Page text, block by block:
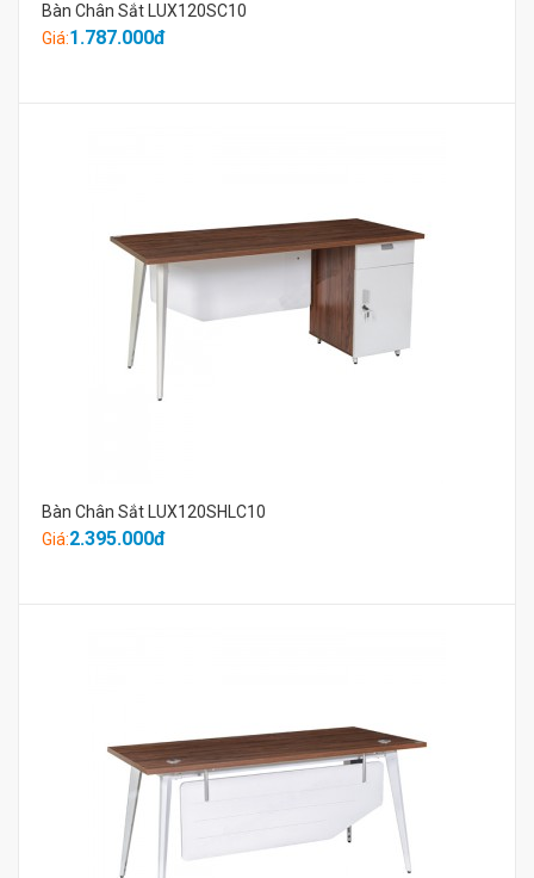
Bàn Chân Sắt LUX120SC10
Giá:1.787.000đ
Bàn Chân Sắt LUX120SHLC10
Giá:2.395.000đ